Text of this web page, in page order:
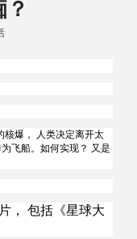
核爆， 人类决定离开太
飞船。如何实现？ 又是
， 包括《星球大